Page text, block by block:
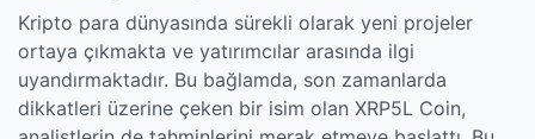
Kripto para dünyasında sürekli olarak yeni projeler
ortaya çıkmakta ve yatırımcılar arasında ilgi
uyandırmaktadır. Bu bağlamda, son zamanlarda
dikkatleri üzerine çeken bir isim olan XRP5L Coin,